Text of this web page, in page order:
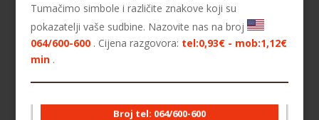
Tumačimo simbole i različite znakove koji su
pokazatelji vaše sudbine. Nazovite nas na broj
064/600-600 . Cijena razgovora: tel:0,93€ - mob:1,12€
min .
LUCIJA / Kod #136
Tarot savjetnik je zauzet
tel:0,93€ - mob:1,12€ min